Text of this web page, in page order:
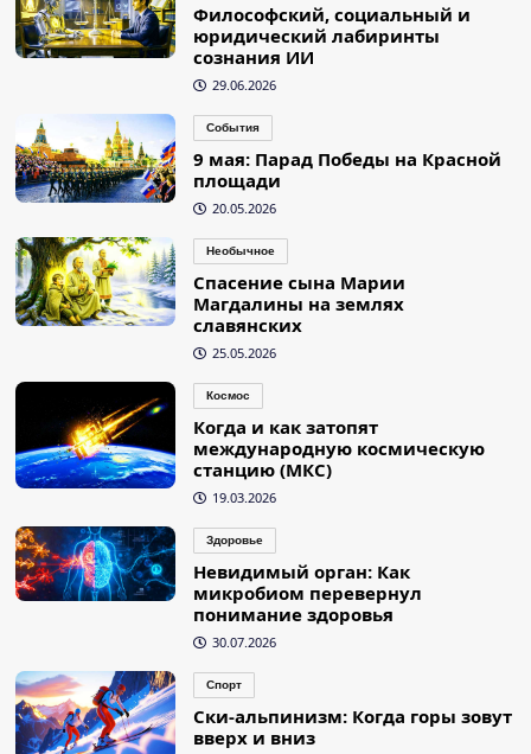
Философский, социальный и
юридический лабиринты
сознания ИИ
29.06.2026
События
9 мая: Парад Победы на Красной
площади
20.05.2026
Необычное
Спасение сына Марии
Магдалины на землях
славянских
25.05.2026
Космос
Когда и как затопят
международную космическую
станцию (МКС)
19.03.2026
Здоровье
Невидимый орган: Как
микробиом перевернул
понимание здоровья
30.07.2026
Спорт
Ски-альпинизм: Когда горы зовут
вверх и вниз